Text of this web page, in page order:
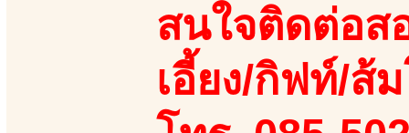
สนใจติดต่อส
เอี้ยง/กิฟท์/ส้